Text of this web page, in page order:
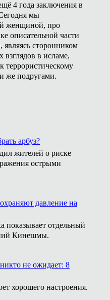
4 года заключения в
мы
женщиной, про
описательной части
являясь сторонником
взглядов в исламе,
террористическому
же подругами.
арбуз?
жителей о риске
острыми
давление на
показывает отдельный
Кинешмы.
не ожидает: 8
хорошего настроения.